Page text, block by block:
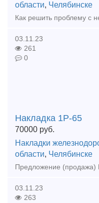
области, Челябинске
03.11.23
261
0
Накладка 1Р-65
70000 руб.
Накладки
области, Челябинске
03.11.23
263